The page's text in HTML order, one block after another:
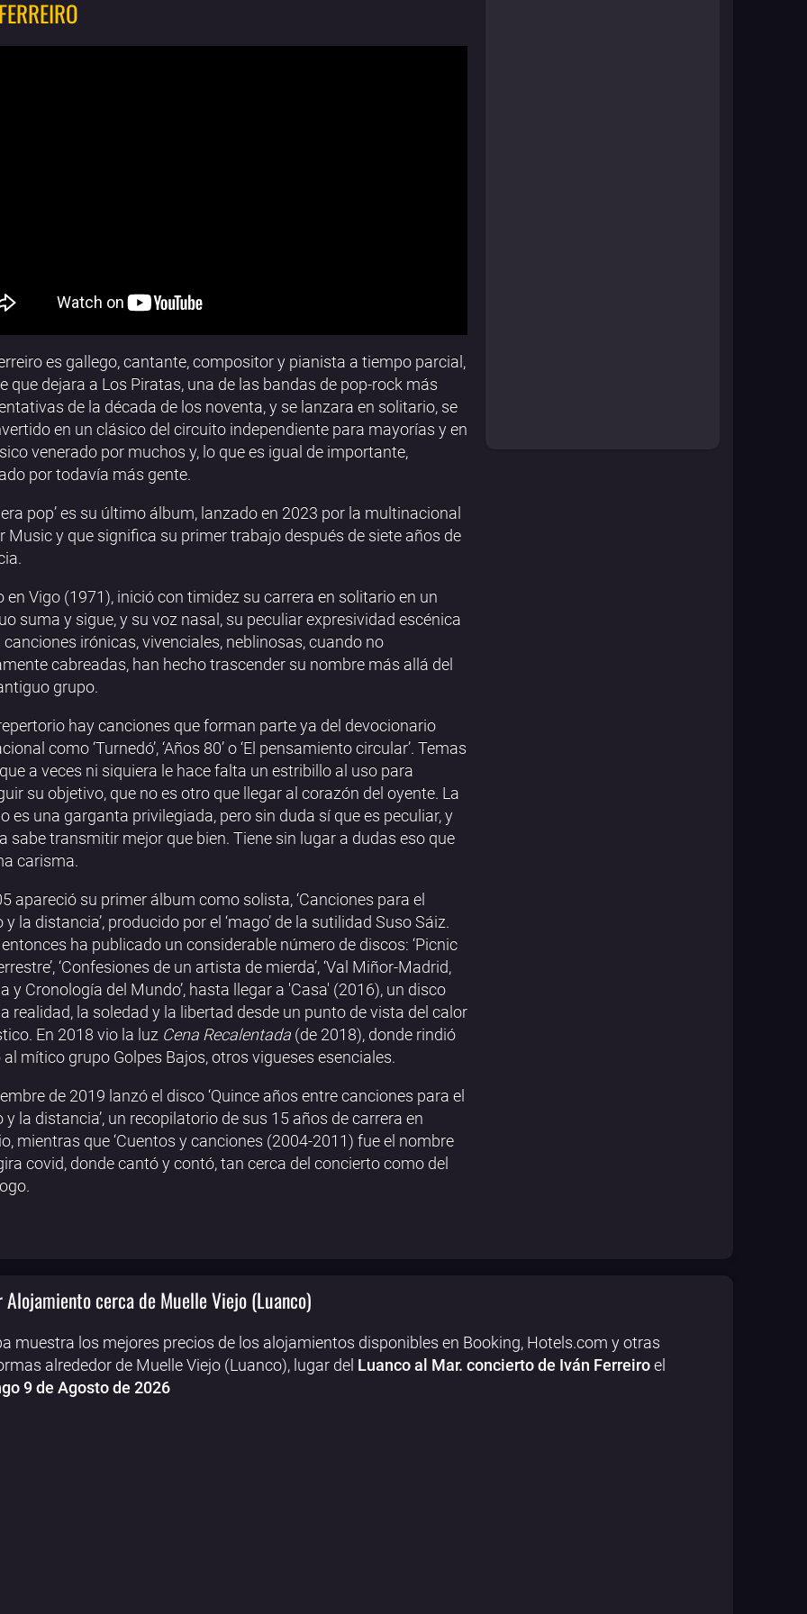
es gallego, cantante, compositor y pianista a tiempo parcial,
que dejara a Los Piratas, una de las bandas de pop-rock más
de la década de los noventa, y se lanzara en solitario, se
en un clásico del circuito independiente para mayorías y en
venerado por muchos y, lo que es igual de importante,
por todavía más gente.
pop’ es su último álbum, lanzado en 2023 por la multinacional
Music y que significa su primer trabajo después de siete años de
en Vigo (1971), inició con timidez su carrera en solitario en un
suma y sigue, y su voz nasal, su peculiar expresividad escénica
canciones irónicas, vivenciales, neblinosas, cuando no
cabreadas, han hecho trascender su nombre más allá del
grupo.
hay canciones que forman parte ya del devocionario
como ‘Turnedó’, ‘Años 80’ o ‘El pensamiento circular’. Temas
a veces ni siquiera le hace falta un estribillo al uso para
su objetivo, que no es otro que llegar al corazón del oyente. La
es una garganta privilegiada, pero sin duda sí que es peculiar, y
sabe transmitir mejor que bien. Tiene sin lugar a dudas eso que
carisma.
apareció su primer álbum como solista, ‘Canciones para el
la distancia’, producido por el ‘mago’ de la sutilidad Suso Sáiz.
ha publicado un considerable número de discos: ‘Picnic
‘Confesiones de un artista de mierda’, ‘Val Miñor-Madrid,
y Cronología del Mundo’, hasta llegar a 'Casa' (2016), un disco
realidad, la soledad y la libertad desde un punto de vista del calor
En 2018 vio la luz Cena Recalentada (de 2018), donde rindió
mítico grupo Golpes Bajos, otros vigueses esenciales.
de 2019 lanzó el disco ‘Quince años entre canciones para el
y la distancia’, un recopilatorio de sus 15 años de carrera en
mientras que ‘Cuentos y canciones (2004-2011) fue el nombre
covid, donde cantó y contó, tan cerca del concierto como del
Alojamiento cerca de Muelle Viejo (Luanco)
muestra los mejores precios de los alojamientos disponibles en Booking, Hotels.com y otras
alrededor de Muelle Viejo (Luanco), lugar del Luanco al Mar. concierto de Iván Ferreiroel
9 de Agosto de 2026